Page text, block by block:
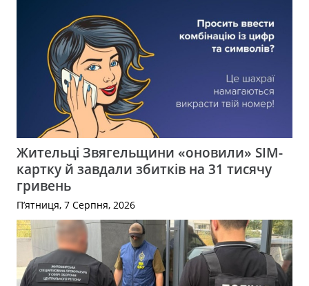
Жительці Звягельщини «оновили» SIM-
картку й завдали збитків на 31 тисячу
гривень
П’ятниця, 7 Серпня, 2026